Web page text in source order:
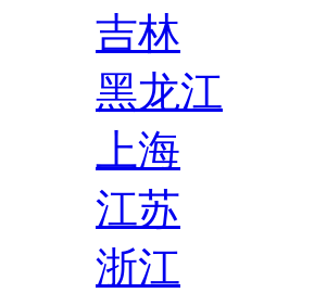
吉林
黑龙江
上海
江苏
浙江